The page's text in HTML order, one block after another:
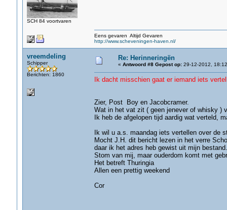
SCH 84 voortvaren
Eens gevaren Altijd Gevaren
http://www.scheveningen-haven.nl/
vreemdeling
Schipper
Berichten: 1860
Re: Herinneringën
« Antwoord #8 Gepost op:29-12-2012,
Ik dacht misschien gaat er iemand iets
Zier, Post Boy en Jacobcramer.
Wat in het vat zit ( geen jenever of whisky )
Ik heb de afgelopen tijd aardig wat verteld,
Ik wil u a.s. maandag iets vertellen over de
Mocht J.H. dit bericht lezen in het verre
daar ik het adres heb gewist uit mijn bestand.
Stom van mij, maar ouderdom komt met
Het betreft Thuringia
Allen een prettig weekend
Cor